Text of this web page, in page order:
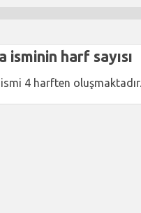
isminin harf sayısı
4 harften oluşmaktadır.